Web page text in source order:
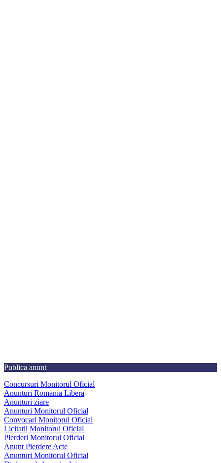
Publica anunt
Concursuri Monitorul Oficial
Anunturi Romania Libera
Anunturi ziare
Anunturi Monitorul Oficial
Convocari Monitorul Oficial
Licitatii Monitorul Oficial
Pierderi Monitorul Oficial
Anunt Pierdere Acte
Anunturi Monitorul Oficial